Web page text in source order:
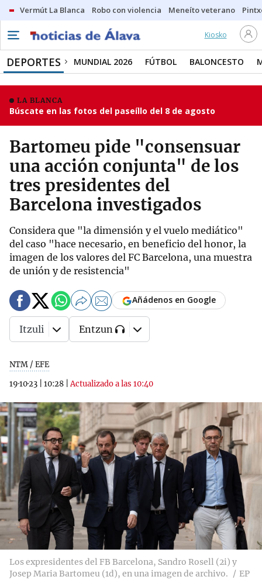
Vermút La Blanca Robo con violencia Meneíto veterano
Kiosko
DEPORTES MUNDIAL 2026 FÚTBOL BALONCESTO
LA BLANCA
Búscate en las fotos del paseíllo del 8 de agosto
Bartomeu pide "consensuar
una acción conjunta" de los
tres presidentes del
Barcelona investigados
Considera que "la dimensión y el vuelo mediático"
del caso "hace necesario, en beneficio del honor, la
imagen de los valores del FC Barcelona, una muestra
de unión y de resistencia"
NTM / EFE
19·10·23
10:28 |Actualizado a las 10:40
Añádenos en Google
Itzuli Entzun
Los expresidentes del FB Barcelona, Sandro Rosell (2i) y
Josep Maria Bartomeu (1d), en una imagen de archivo.
EP